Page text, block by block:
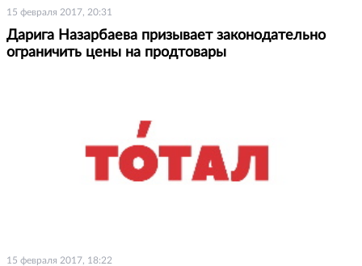
15 февраля 2017, 20:31
Дарига Назарбаева призывает законодательно
ограничить цены на продтовары
15 февраля 2017, 18:22